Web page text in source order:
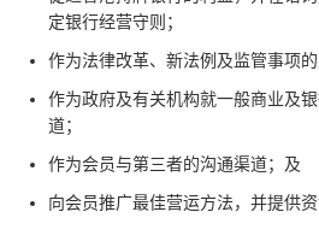
定银行经营守则；
作为法律改革、新法例及监管事项的
作为政府及有关机构就一般商业及
道；
作为会员与第三者的沟通渠道；及
向会员推广最佳营运方法，并提供资